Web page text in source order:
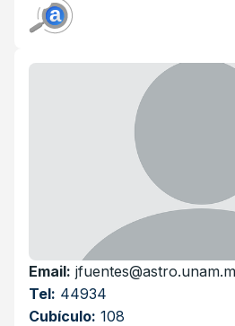
Email:
Tel: 44934
Cubículo: 108